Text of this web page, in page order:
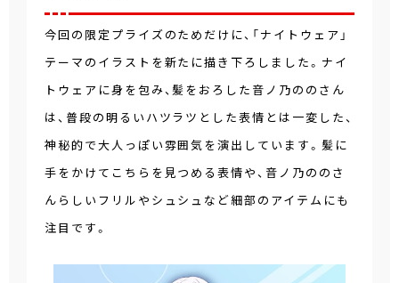
今回の限定プライズのためだけに、「ナイトウェア」
テーマのイラストを新たに描き下ろしました。ナイ
トウェアに身を包み、髪をおろした音ノ乃ののさん
は、普段の明るいハツラツとした表情とは一変した、
神秘的で大人っぽい雰囲気を演出しています。髪に
手をかけてこちらを見つめる表情や、音ノ乃ののさ
んらしいフリルやシュシュなど細部のアイテムにも
注目です。